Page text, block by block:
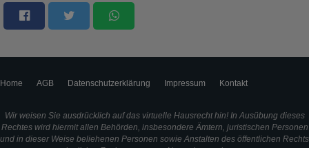
Home AGB Datenschutzerklärung Impressum Kontakt
Wir weisen Sie ausdrücklich auf das virtuelle Hausrecht hin! In Ausübung dieses
Rechtes wird hiermit allen Behörden, insbesondere Ämtern, juristischen Personen
und in dieser Weise beliehenen Personen sowie Anstalten des öffentlichen Rechts